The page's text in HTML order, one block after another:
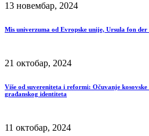
13 новембар, 2024
Mis univerzuma od Evropske unije, Ursula fon
21 октобар, 2024
Više od suvereniteta i reformi: Očuvanje
građanskog identiteta
11 октобар, 2024